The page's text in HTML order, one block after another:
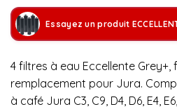
Essayez un produit
4 filtres à eau Eccellente Grey+,
remplacement pour Jura.
à café Jura C3, C9, D4, D6, E4,